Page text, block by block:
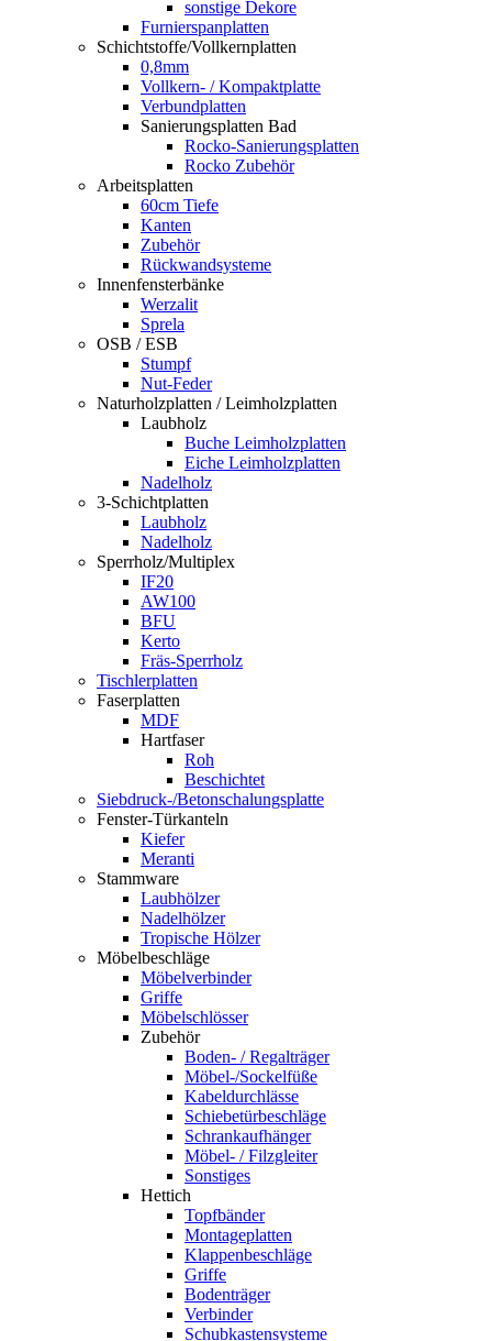
sonstige Dekore
Furnierspanplatten
Schichtstoffe/Vollkernplatten
0,8mm
Vollkern- / Kompaktplatte
Verbundplatten
Sanierungsplatten Bad
Rocko-Sanierungsplatten
Rocko Zubehör
Arbeitsplatten
60cm Tiefe
Kanten
Zubehör
Rückwandsysteme
Innenfensterbänke
Werzalit
Sprela
OSB / ESB
Stumpf
Nut-Feder
Naturholzplatten / Leimholzplatten
Laubholz
Buche Leimholzplatten
Eiche Leimholzplatten
Nadelholz
3-Schichtplatten
Laubholz
Nadelholz
Sperrholz/Multiplex
IF20
AW100
BFU
Kerto
Fräs-Sperrholz
Tischlerplatten
Faserplatten
MDF
Hartfaser
Roh
Beschichtet
Siebdruck-/Betonschalungsplatte
Fenster-Türkanteln
Kiefer
Meranti
Stammware
Laubhölzer
Nadelhölzer
Tropische Hölzer
Möbelbeschläge
Möbelverbinder
Griffe
Möbelschlösser
Zubehör
Boden- / Regalträger
Möbel-/Sockelfüße
Kabeldurchlässe
Schiebetürbeschläge
Schrankaufhänger
Möbel- / Filzgleiter
Sonstiges
Hettich
Topfbänder
Montageplatten
Klappenbeschläge
Griffe
Bodenträger
Verbinder
Schubkastensysteme